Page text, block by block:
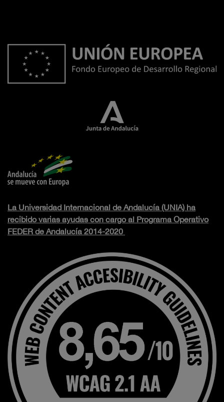
La Universidad Internacional de Andalucía (UNIA) ha
recibido varias ayudas con cargo al Programa Operativo
FEDER de Andalucía 2014-2020